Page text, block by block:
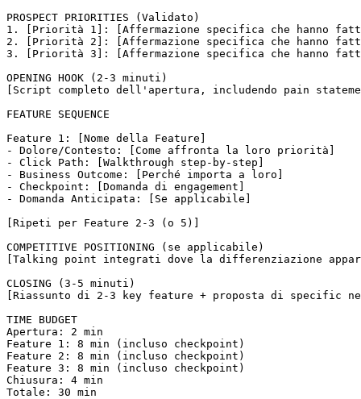
PROSPECT PRIORITIES (Validato)
1. [Priorità 1]: [Affermazione specifica che hanno
2. [Priorità 2]: [Affermazione specifica che hanno
3. [Priorità 3]: [Affermazione specifica che hanno
OPENING HOOK (2-3 minuti)
[Script completo dell'apertura, includendo pain
FEATURE SEQUENCE
Feature 1: [Nome della Feature]
- Dolore/Contesto: [Come affronta la loro priorità]
- Click Path: [Walkthrough step-by-step]
- Business Outcome: [Perché importa a loro]
- Checkpoint: [Domanda di engagement]
- Domanda Anticipata: [Se applicabile]
[Ripeti per Feature 2-3 (o 5)]
COMPETITIVE POSITIONING (se applicabile)
[Talking point integrati dove la differenziazione
CLOSING (3-5 minuti)
[Riassunto di 2-3 key feature + proposta di specific
TIME BUDGET
Apertura: 2 min
Feature 1: 8 min (incluso checkpoint)
Feature 2: 8 min (incluso checkpoint)
Feature 3: 8 min (incluso checkpoint)
Chiusura: 4 min
Totale: 30 min